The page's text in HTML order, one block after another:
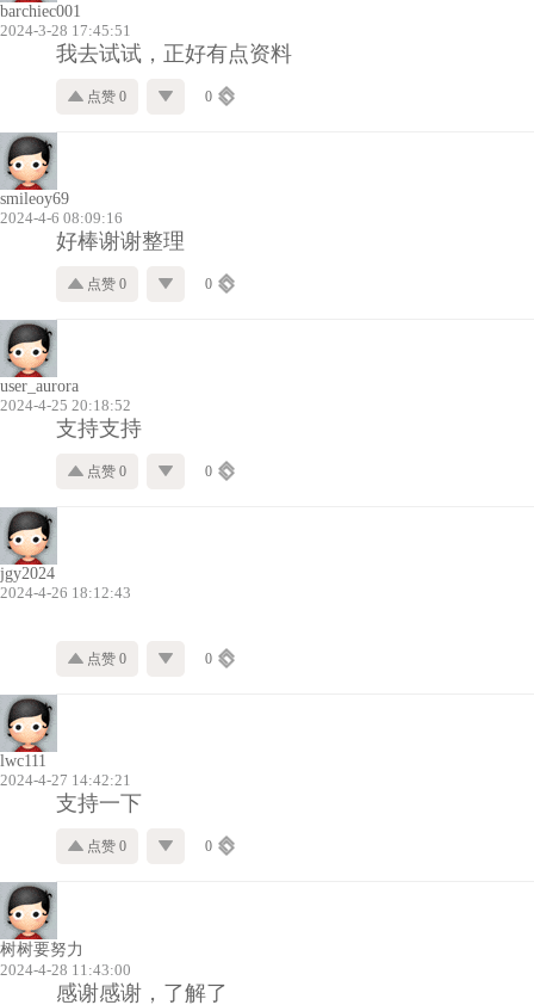
barchiec001
2024-3-28 17:45:51
我去试试，正好有点资料
点赞 0 0
smileoy69
2024-4-6 08:09:16
好棒谢谢整理
点赞 0 0
user_aurora
2024-4-25 20:18:52
支持支持
点赞 0 0
jgy2024
2024-4-26 18:12:43
点赞 0 0
lwc111
2024-4-27 14:42:21
支持一下
点赞 0 0
树树要努力
2024-4-28 11:43:00
感谢感谢，了解了